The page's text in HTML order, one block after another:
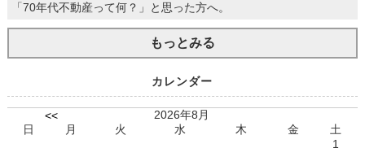
「70年代不動産って何？」と思った方へ。
もっとみる
カレンダー
<<
2026年8月
日
月 火 水 木 金
土
1